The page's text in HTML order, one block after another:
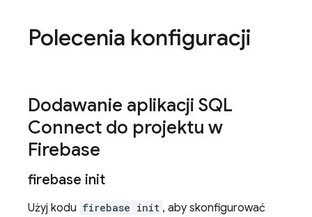
Polecenia konfiguracji
Dodawanie aplikacji SQL
Connect do projektu w
Firebase
firebase init
Użyj kodu firebase init , aby skonfigurować